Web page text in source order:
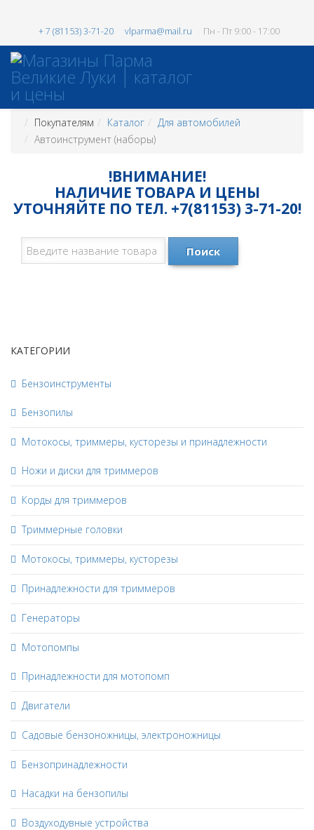
+ 7 (81153) 3-71-20 vlparma@mail.ru Пн - Пт 9:00 - 17:00
Покупателям Каталог
Для автомобилей
Автоинструмент (наборы)
!ВНИМАНИЕ!
НАЛИЧИЕ ТОВАРА И ЦЕНЫ
УТОЧНЯЙТЕ ПО ТЕЛ. +7(81153) 3-71-20!
Поиск
КАТЕГОРИИ
Бензоинструменты
Бензопилы
Мотокосы, триммеры, кусторезы и принадлежности
Ножи и диски для триммеров
Корды для триммеров
Триммерные головки
Мотокосы, триммеры, кусторезы
Принадлежности для триммеров
Генераторы
Мотопомпы
Принадлежности для мотопомп
Двигатели
Садовые бензоножницы, электроножницы
Бензопринадлежности
Насадки на бензопилы
Воздуходувные устройства